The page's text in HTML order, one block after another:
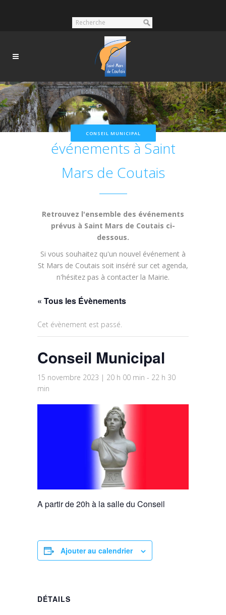
CONSEIL MUNICIPAL
Nos prochains
événements à Saint
Mars de Coutais
Retrouvez l'ensemble des événements
prévus à Saint Mars de Coutais ci-
dessous.
Si vous souhaitez qu'un nouvel événement à
St Mars de Coutais soit inséré sur cet agenda,
n'hésitez pas à contacter la Mairie.
« Tous les Évènements
Cet évènement est passé.
Conseil Municipal
15 novembre 2023 | 20 h 00 min - 22 h 30
min
A partir de 20h à la salle du Conseil
Ajouter au calendrier
DÉTAILS